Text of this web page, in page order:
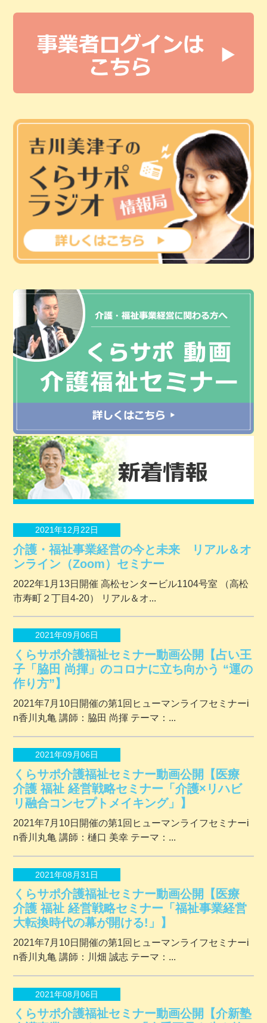
2021年12月22日
介護・福祉事業経営の今と未来 リアル＆オ
ンライン（Zoom）セミナー
2022年1月13日開催 ⾼松センタービル1104号室 （⾼松
市寿町２丁⽬4-20） リアル＆オ...
2021年09月06日
くらサポ介護福祉セミナー動画公開【占い王
子「脇田 尚揮」のコロナに立ち向かう “運の
作り方”】
2021年7月10日開催の第1回ヒューマンライフセミナーi
n香川丸亀 講師：脇田 尚揮 テーマ：...
2021年09月06日
くらサポ介護福祉セミナー動画公開【医療
介護 福祉 経営戦略セミナー「介護×リハビ
リ融合コンセプトメイキング」】
2021年7月10日開催の第1回ヒューマンライフセミナーi
n香川丸亀 講師：樋口 美幸 テーマ：...
2021年08月31日
くらサポ介護福祉セミナー動画公開【医療
介護 福祉 経営戦略セミナー「福祉事業経営
大転換時代の幕が開ける!」】
2021年7月10日開催の第1回ヒューマンライフセミナーi
n香川丸亀 講師：川畑 誠志 テーマ：...
2021年08月06日
くらサポ介護福祉セミナー動画公開【介新塾